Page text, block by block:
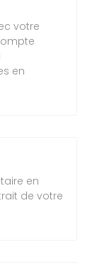
votre
en
en
de votre